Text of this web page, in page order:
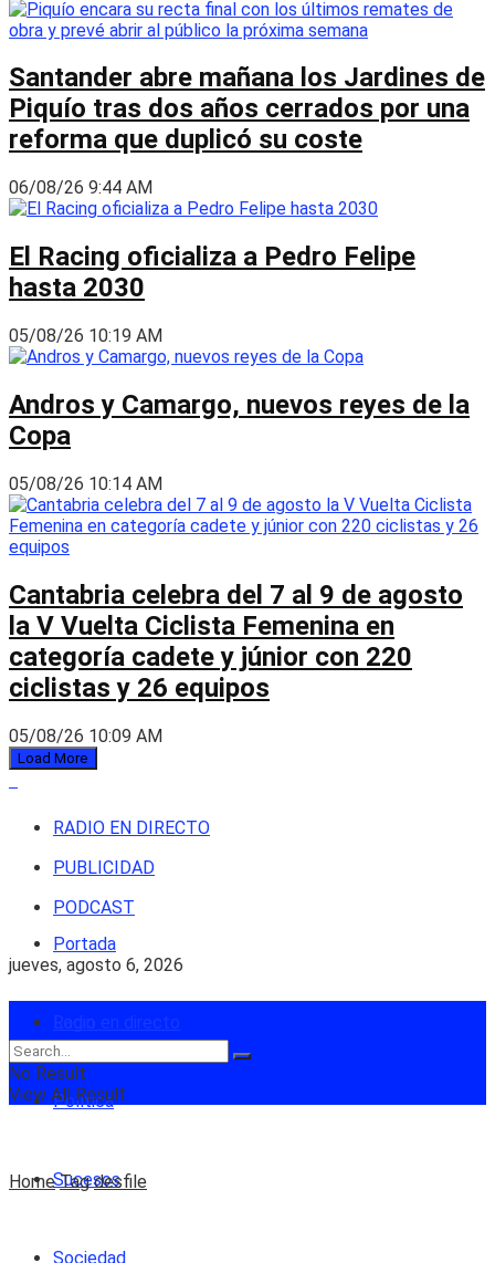
Santander abre mañana los Jardines de
Piquío tras dos años cerrados por una
reforma que duplicó su coste
06/08/26 9:44 AM
El Racing oficializa a Pedro Felipe
hasta 2030
05/08/26 10:19 AM
Andros y Camargo, nuevos reyes de la
Copa
05/08/26 10:14 AM
Cantabria celebra del 7 al 9 de agosto
la V Vuelta Ciclista Femenina en
categoría cadete y júnior con 220
ciclistas y 26 equipos
05/08/26 10:09 AM
Load More
RADIO EN DIRECTO
PUBLICIDAD
PODCAST
jueves, agosto 6, 2026
Portada
Política
Sucesos
Sociedad
No Result
View All Result
Home Tag desfile